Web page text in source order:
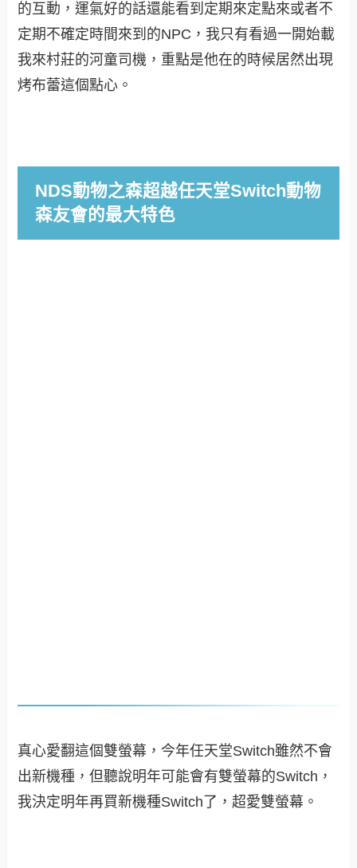
的互動，運氣好的話還能看到定期來定點來或者不
定期不確定時間來到的NPC，我只有看過一開始載
我來村莊的河童司機，重點是他在的時候居然出現
烤布蕾這個點心。
NDS動物之森超越任天堂Switch動物
森友會的最大特色
真心愛翻這個雙螢幕，今年任天堂Switch雖然不會
出新機種，但聽說明年可能會有雙螢幕的Switch，
我決定明年再買新機種Switch了，超愛雙螢幕 。